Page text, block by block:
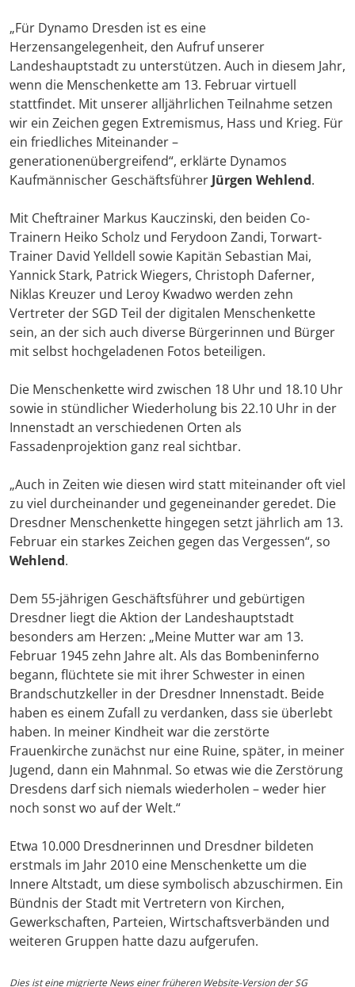
„Für Dynamo Dresden ist es eine
Herzensangelegenheit, den Aufruf unserer
Landeshauptstadt zu unterstützen. Auch in diesem Jahr,
wenn die Menschenkette am 13. Februar virtuell
stattfindet. Mit unserer alljährlichen Teilnahme setzen
wir ein Zeichen gegen Extremismus, Hass und Krieg. Für
ein friedliches Miteinander –
generationenübergreifend“, erklärte Dynamos
Kaufmännischer Geschäftsführer Jürgen Wehlend.
Mit Cheftrainer Markus Kauczinski, den beiden Co-
Trainern Heiko Scholz und Ferydoon Zandi, Torwart-
Trainer David Yelldell sowie Kapitän Sebastian Mai,
Yannick Stark, Patrick Wiegers, Christoph Daferner,
Niklas Kreuzer und Leroy Kwadwo werden zehn
Vertreter der SGD Teil der digitalen Menschenkette
sein, an der sich auch diverse Bürgerinnen und Bürger
mit selbst hochgeladenen Fotos beteiligen.
Die Menschenkette wird zwischen 18 Uhr und 18.10 Uhr
sowie in stündlicher Wiederholung bis 22.10 Uhr in der
Innenstadt an verschiedenen Orten als
Fassadenprojektion ganz real sichtbar.
„Auch in Zeiten wie diesen wird statt miteinander oft viel
zu viel durcheinander und gegeneinander geredet. Die
Dresdner Menschenkette hingegen setzt jährlich am 13.
Februar ein starkes Zeichen gegen das Vergessen“, so
Wehlend.
Dem 55-jährigen Geschäftsführer und gebürtigen
Dresdner liegt die Aktion der Landeshauptstadt
besonders am Herzen: „Meine Mutter war am 13.
Februar 1945 zehn Jahre alt. Als das Bombeninferno
begann, flüchtete sie mit ihrer Schwester in einen
Brandschutzkeller in der Dresdner Innenstadt. Beide
haben es einem Zufall zu verdanken, dass sie überlebt
haben. In meiner Kindheit war die zerstörte
Frauenkirche zunächst nur eine Ruine, später, in meiner
Jugend, dann ein Mahnmal. So etwas wie die Zerstörung
Dresdens darf sich niemals wiederholen – weder hier
noch sonst wo auf der Welt.“
Etwa 10.000 Dresdnerinnen und Dresdner bildeten
erstmals im Jahr 2010 eine Menschenkette um die
Innere Altstadt, um diese symbolisch abzuschirmen. Ein
Bündnis der Stadt mit Vertretern von Kirchen,
Gewerkschaften, Parteien, Wirtschaftsverbänden und
weiteren Gruppen hatte dazu aufgerufen.
Dies ist eine migrierte News einer früheren Website-Version der SG